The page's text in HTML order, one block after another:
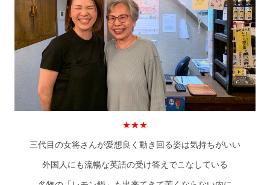
★★★
三代目の女将さんが愛想良く動き回る姿は気持ちがいい
外国人にも流暢な英語の受け答えでこなしている